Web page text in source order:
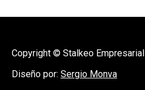
Copyright © Stalkeo Empresarial
Diseño por: Sergio Monva